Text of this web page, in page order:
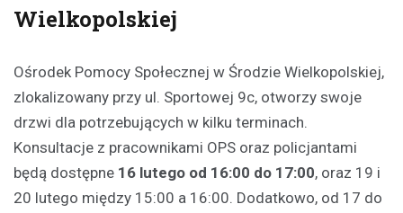
Wielkopolskiej
Ośrodek Pomocy Społecznej w Środzie Wielkopolskiej,
zlokalizowany przy ul. Sportowej 9c, otworzy swoje
drzwi dla potrzebujących w kilku terminach.
Konsultacje z pracownikami OPS oraz policjantami
będą dostępne 16 lutego od 16:00 do 17:00, oraz 19 i
20 lutego między 15:00 a 16:00. Dodatkowo, od 17 do